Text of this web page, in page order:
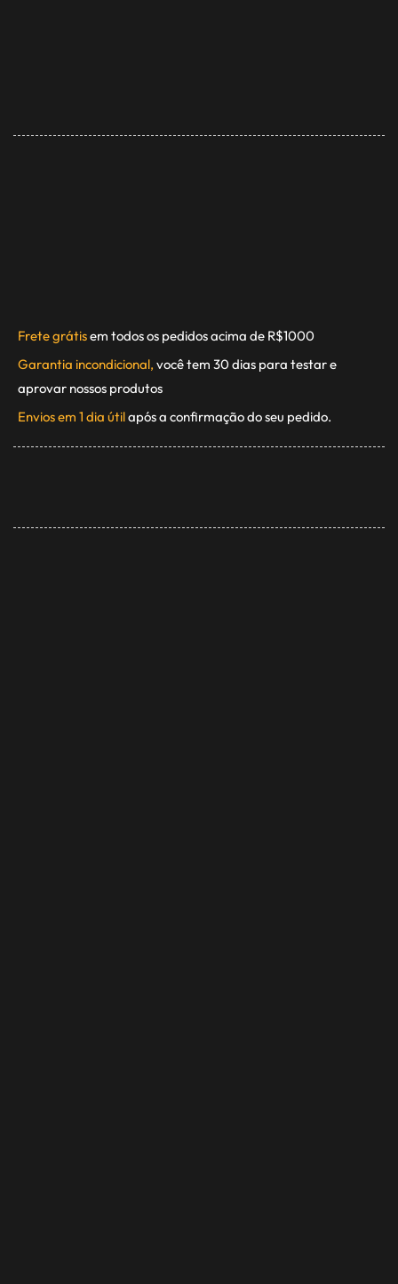
Frete grátisem todos os pedidos acima de R$1000
Garantia incondicional, você tem 30 dias para testar e
aprovar nossos produtos
Envios em 1 dia útilapós a confirmação do seu pedido.